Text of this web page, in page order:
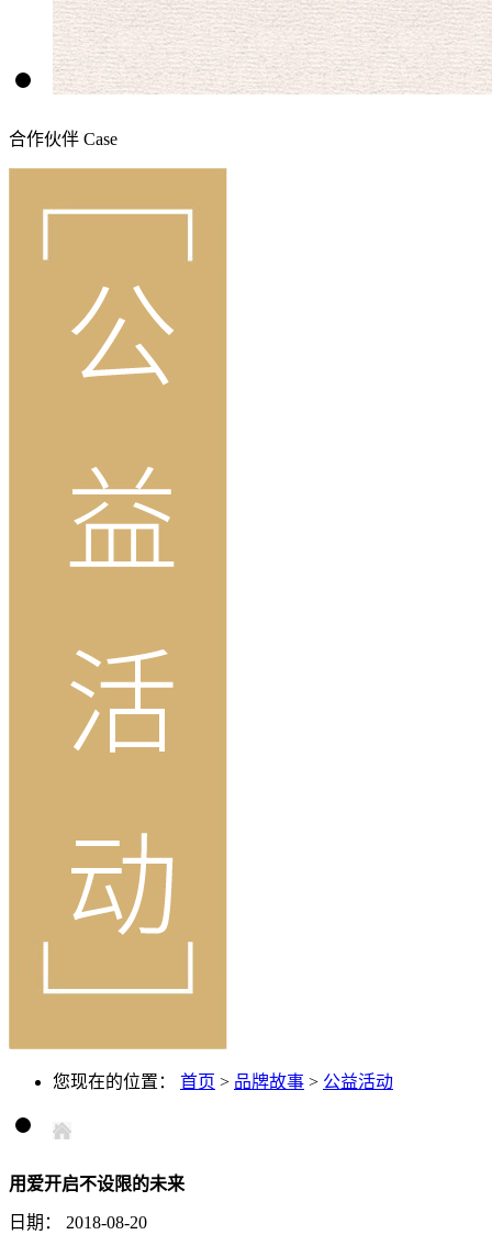
合作伙伴 Case
您现在的位置： 首页 > 品牌故事 > 公益活动
用爱开启不设限的未来
日期： 2018-08-20